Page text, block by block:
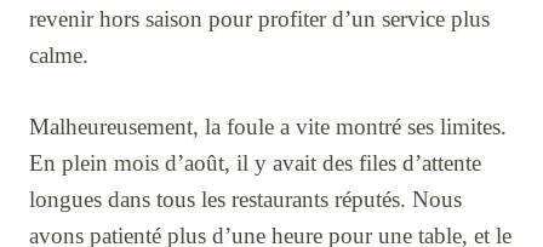
revenir hors saison pour profiter d’un service plus
calme.
Malheureusement, la foule a vite montré ses limites.
En plein mois d’août, il y avait des files d’attente
longues dans tous les restaurants réputés. Nous
avons patienté plus d’une heure pour une table, et le